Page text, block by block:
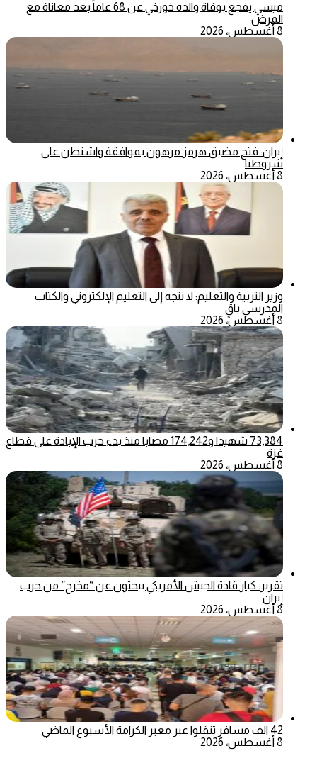
ميسي يفجع بوفاة والده خورخي عن 68 عاماً بعد معاناة مع
المرض
8 أغسطس، 2026
إيران: فتح مضيق هرمز مرهون بموافقة واشنطن على
شروطنا
8 أغسطس، 2026
وزير التربية والتعليم: لا نتجه إلى التعليم الإلكتروني والكتاب
المدرسي باقٍ
8 أغسطس، 2026
73,384 شهيدا و174,242 مصابا منذ بدء حرب الإبادة على قطاع
غزة
8 أغسطس، 2026
تقرير: كبار قادة الجيش الأمريكي يبحثون عن “مخرج” من حرب
إيران
8 أغسطس، 2026
42 الف مسافر تنقلوا عبر معبر الكرامة الأسبوع الماضي
8 أغسطس، 2026